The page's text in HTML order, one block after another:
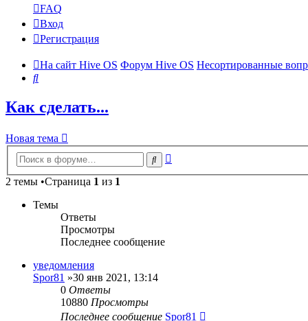
FAQ
Вход
Регистрация
На сайт Hive OS Форум Hive OS Несортированные
Поиск
Как сделать...
Новая тема
Поиск
2 темы •Страница 1 из 1
Темы
Ответы
Просмотры
Последнее сообщение
уведомления
Spor81 »30 янв 2021, 13:14
0 Ответы
10880 Просмотры
Последнее сообщение Spor81